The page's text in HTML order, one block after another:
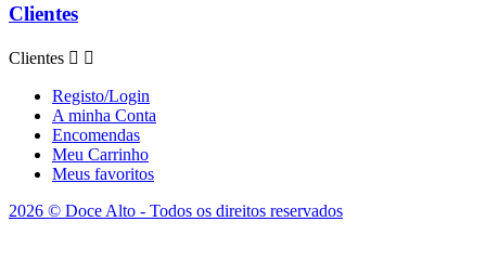
Clientes
Clientes  
Registo/Login
A minha Conta
Encomendas
Meu Carrinho
Meus favoritos
2026 © Doce Alto - Todos os direitos reservados